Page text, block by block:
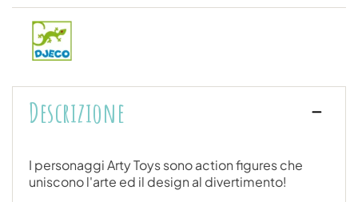
Descrizione
I personaggi Arty Toys sono action figures che
uniscono l'arte ed il design al divertimento!